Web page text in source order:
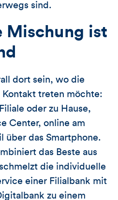
sind.
Mischung ist
dort sein, wo die
treten möchte:
oder zu Hause,
Center, online am
über das Smartphone.
das Beste aus
die individuelle
einer Filialbank mit
zu einem